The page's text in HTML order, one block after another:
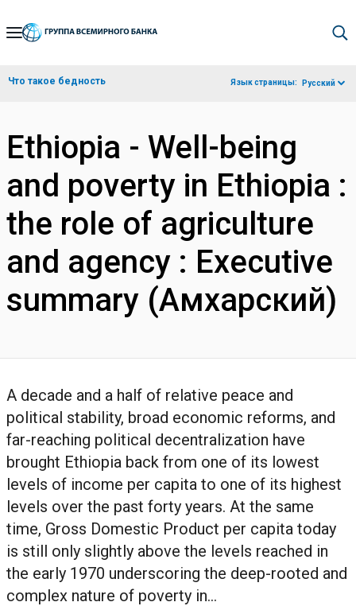
Skip
Navigation
Что такое бедность Язык страницы: Русский
Ethiopia - Well-being
and poverty in Ethiopia :
the role of agriculture
and agency : Executive
summary (Амхарский)
A decade and a half of relative peace and
political stability, broad economic reforms, and
far-reaching political decentralization have
brought Ethiopia back from one of its lowest
levels of income per capita to one of its highest
levels over the past forty years. At the same
time, Gross Domestic Product per capita today
is still only slightly above the levels reached in
the early 1970 underscoring the deep-rooted and
complex nature of poverty in...